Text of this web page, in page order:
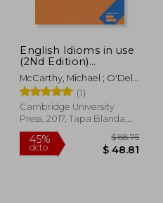
dcto. $
English Idioms in use
(2Nd Edition)
Intermediate Book
With Answers (en
Inglés)
McCarthy, Michael ; O'Dell,
Felicity
(1)
Cambridge University
Press, 2017, Tapa Blanda,
Nuevo